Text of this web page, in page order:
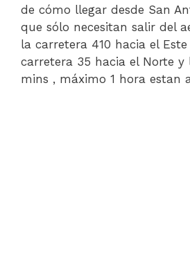
de cómo llegar desde San
que sólo necesitan salir del
la carretera 410 hacia el
carretera 35 hacia el Norte y
mins , máximo 1 hora estan